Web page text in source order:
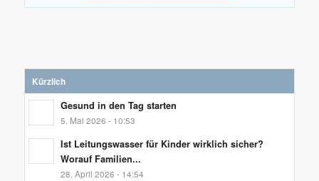
Kürzlich
Gesund in den Tag starten
5. Mai 2026 - 10:53
Ist Leitungswasser für Kinder wirklich sicher?
Worauf Familien...
28. April 2026 - 14:54